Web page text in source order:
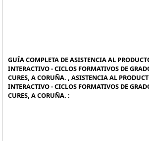
GUÍA COMPLETA DE ASISTENCIA AL
INTERACTIVO - CICLOS FORMATIVOS DE
CURES, A CORUÑA. , ASISTENCIA AL
INTERACTIVO - CICLOS FORMATIVOS DE
CURES, A CORUÑA. :